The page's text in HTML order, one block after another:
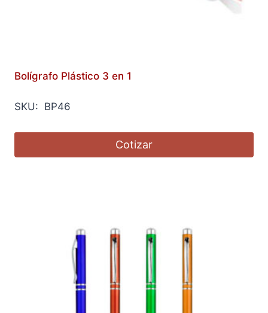
Bolígrafo Plástico 3 en 1
SKU: BP46
Cotizar